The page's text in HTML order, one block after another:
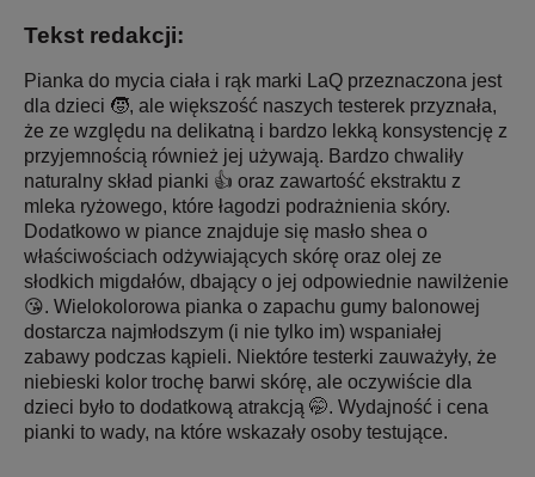
Tekst redakcji:
Pianka do mycia ciała i rąk marki LaQ przeznaczona jest
dla dzieci 🧒, ale większość naszych testerek przyznała,
że ze względu na delikatną i bardzo lekką konsystencję z
przyjemnością również jej używają. Bardzo chwaliły
naturalny skład pianki 👍 oraz zawartość ekstraktu z
mleka ryżowego, które łagodzi podrażnienia skóry.
Dodatkowo w piance znajduje się masło shea o
właściwościach odżywiających skórę oraz olej ze
słodkich migdałów, dbający o jej odpowiednie nawilżenie
😘. Wielokolorowa pianka o zapachu gumy balonowej
dostarcza najmłodszym (i nie tylko im) wspaniałej
zabawy podczas kąpieli. Niektóre testerki zauważyły, że
niebieski kolor trochę barwi skórę, ale oczywiście dla
dzieci było to dodatkową atrakcją 🤭. Wydajność i cena
pianki to wady, na które wskazały osoby testujące.